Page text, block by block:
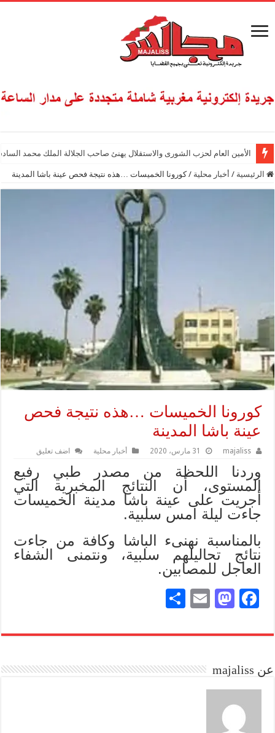
الأمين العام لحزب الشورى والاستقلال يهنئ صاحب الجلالة الملك محمد
الرئيسية / أخبار محلية / كورونا الخميسات …هذه نتيجة فحص عينة باشا المدينة
كورونا الخميسات …هذه نتيجة فحص
عينة باشا المدينة
majaliss 31 مارس، 2020 أخبار محلية اضف تعليق
وردنا اللحظة من مصدر طبي رفيع
المستوى، أن النتائج المخبرية التي
أجريت على عينة باشا مدينة الخميسات
جاءت ليلة امس سلبية.
بالمناسبة نهنىء الباشا وكافة من جاءت
نتائج تحاليلهم سلبية، ونتمنى الشفاء
العاجل للمصابين.
Fa
bo
M
to
n
E
ail
re
عن majaliss